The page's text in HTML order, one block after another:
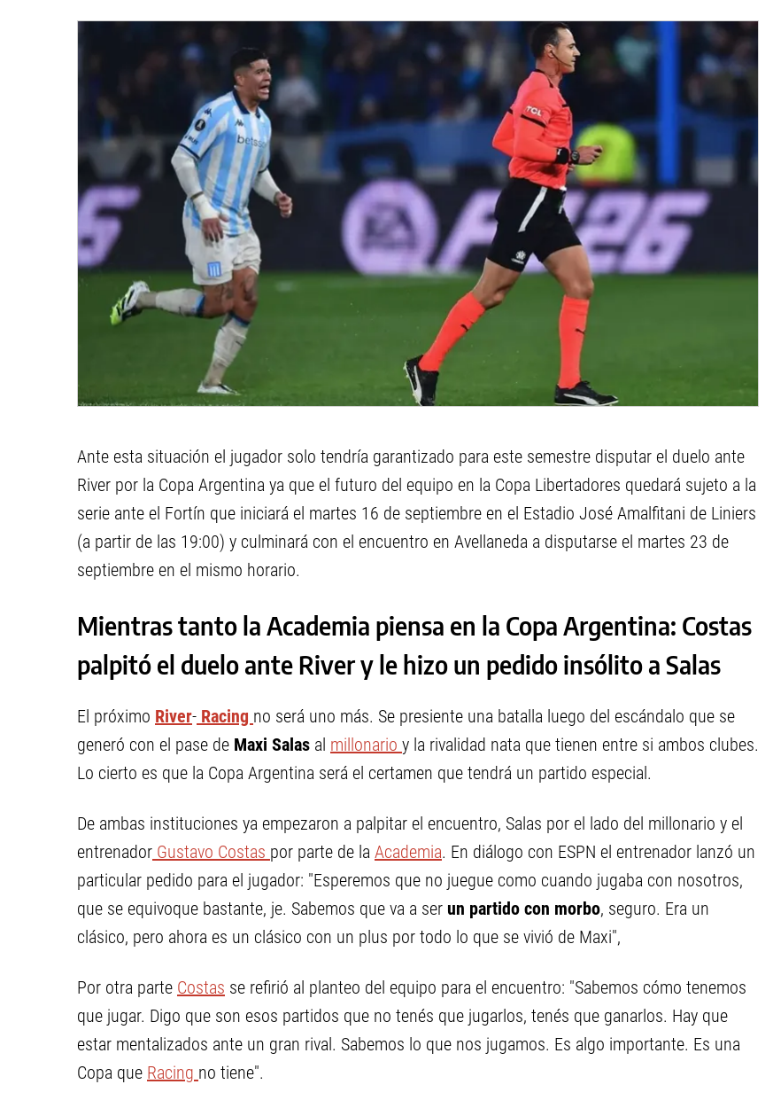
Ante esta situación el jugador solo tendría garantizado para este semestre disputar el duelo ante
River por la Copa Argentina ya que el futuro del equipo en la Copa Libertadores quedará sujeto a la
serie ante el Fortín que iniciará el martes 16 de septiembre en el Estadio José Amalfitani de Liniers
(a partir de las 19:00) y culminará con el encuentro en Avellaneda a disputarse el martes 23 de
septiembre en el mismo horario.
Mientras tanto la Academia piensa en la Copa Argentina: Costas
palpitó el duelo ante River y le hizo un pedido insólito a Salas
El próximo River- Racing no será uno más. Se presiente una batalla luego del escándalo que se
generó con el pase de Maxi Salas al millonario y la rivalidad nata que tienen entre si ambos clubes.
Lo cierto es que la Copa Argentina será el certamen que tendrá un partido especial.
De ambas instituciones ya empezaron a palpitar el encuentro, Salas por el lado del millonario y el
entrenador Gustavo Costas por parte de la Academia. En diálogo con ESPN el entrenador lanzó un
particular pedido para el jugador: "Esperemos que no juegue como cuando jugaba con nosotros,
que se equivoque bastante, je. Sabemos que va a ser un partido con morbo, seguro. Era un
clásico, pero ahora es un clásico con un plus por todo lo que se vivió de Maxi",
Por otra parte Costas se refirió al planteo del equipo para el encuentro: "Sabemos cómo tenemos
que jugar. Digo que son esos partidos que no tenés que jugarlos, tenés que ganarlos. Hay que
estar mentalizados ante un gran rival. Sabemos lo que nos jugamos. Es algo importante. Es una
Copa que Racing no tiene".